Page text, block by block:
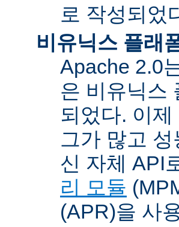
로 작성되었
비유닉스 플래
Apache 2.0
은 비유닉스
되었다. 이
그가 많고
신 자체 API
리 모듈
(APR)을 사